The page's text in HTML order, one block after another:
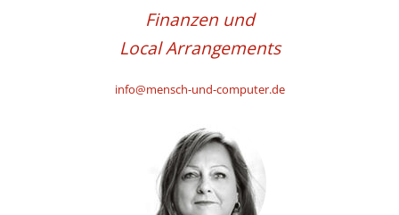
Finanzen und
Local Arrangements
info@mensch-und-computer.de